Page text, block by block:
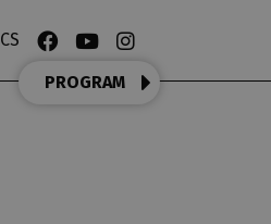
CS
PROGRAM